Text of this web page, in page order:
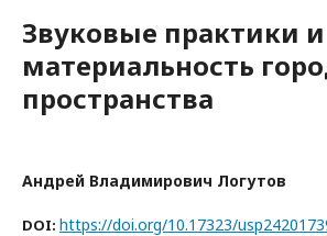
Звуковые практики и
материальность
пространства
Андрей Владимирович Логутов
DOI: https://doi.org/10.17323/